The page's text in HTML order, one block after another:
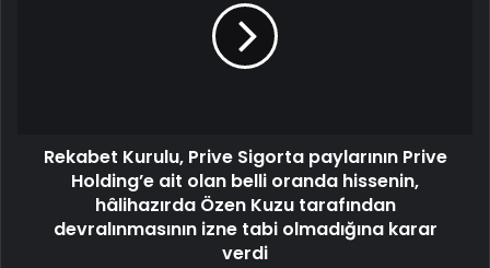
Rekabet Kurulu, Prive Sigorta paylarının Prive
Holding’e ait olan belli oranda hissenin,
hâlihazırda Özen Kuzu tarafından
devralınmasının izne tabi olmadığına karar
verdi